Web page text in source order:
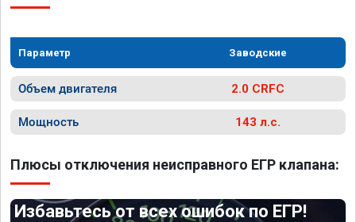
Параметр Заводские
Объем двигателя 2.0 CRFC
Мощность 143 л.с.
Плюсы отключения неисправного ЕГР клапана:
Избавьтесь от всех ошибок по ЕГР!